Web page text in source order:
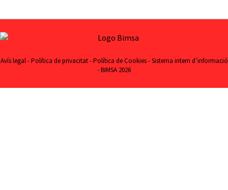
Avís legal-Política de privacitat-Política de Cookies-Sistema intern d’informació
- BIMSA 2026